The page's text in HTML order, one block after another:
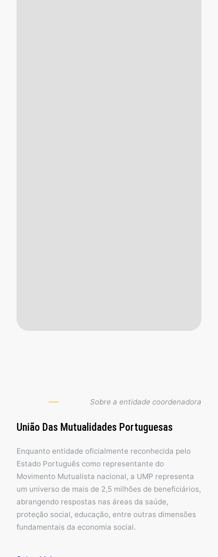
Sobre a entidade coordenadora
União Das Mutualidades Portuguesas
Enquanto entidade oficialmente reconhecida pelo
Estado Português como representante do
Movimento Mutualista nacional, a UMP representa
um universo de mais de 2,5 milhões de beneficiários,
abrangendo respostas nas áreas da saúde,
proteção social, educação, entre outras dimensões
fundamentais da economia social.